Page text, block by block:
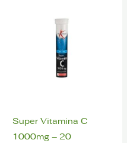
Super Vitamina C
1000mg – 20